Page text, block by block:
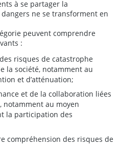
à se partager la
ne se transforment en
peuvent comprendre
:
risques de catastrophe
la société, notamment au
et d’atténuation;
et de la collaboration liées
notamment au moyen
la participation des
compréhension des risques de